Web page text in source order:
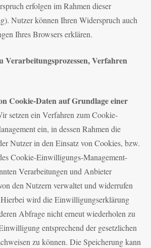
erfolgen im Rahmen dieser
Nutzer können Ihren Widerspruch auch
Ihres Browsers erklären.
Verarbeitungsprozessen, Verfahren
Cookie-Daten auf Grundlage einer
setzen ein Verfahren zum Cookie-
ein, in dessen Rahmen die
Nutzer in den Einsatz von Cookies, bzw.
Cookie-Einwilligungs-Management-
Verarbeitungen und Anbieter
den Nutzern verwaltet und widerrufen
wird die Einwilligungserklärung
Abfrage nicht erneut wiederholen zu
entsprechend der gesetzlichen
zu können. Die Speicherung kann